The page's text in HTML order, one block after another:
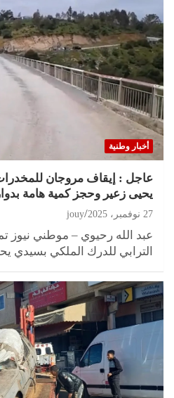
أخبار وطنية
عاجل : إيقاف مروجان
يحيى زعير وحجز كمية هامة
27 نوفمبر، 2025 jouy
عبد الله رحيوي – موطني نيوز
الترابي للدرك الملكي بسيدي